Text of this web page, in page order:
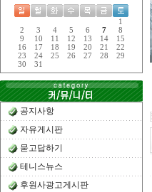
1
2
3 4 5 6 7
8
9
10 11 12 13 14
15
16
17 18 19 20 21
22
23
24 25 26 27 28
29
30
31
공지사항
자유게시판
묻고답하기
테니스뉴스
후원사광고게시판